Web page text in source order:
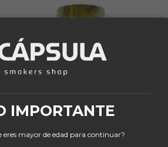
La Mari
IMPORTANTE
eres mayor de edad para continuar?